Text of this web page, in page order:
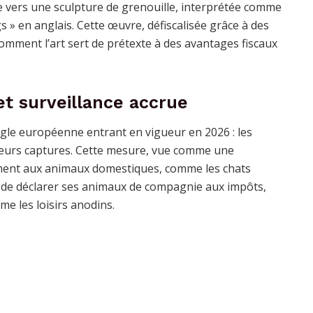
une sculpture de grenouille, interprétée comme
en anglais. Cette œuvre, défiscalisée grâce à des
l’art sert de prétexte à des avantages fiscaux
surveillance accrue
européenne entrant en vigueur en 2026 : les
captures. Cette mesure, vue comme une
aux animaux domestiques, comme les chats
déclarer ses animaux de compagnie aux impôts,
les loisirs anodins.